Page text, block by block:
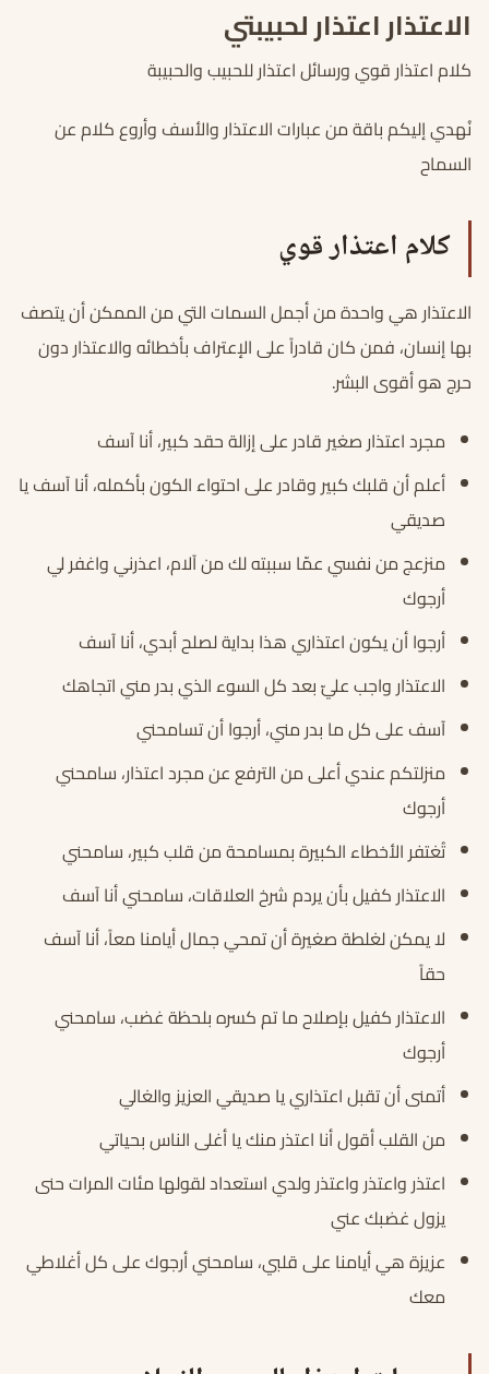
الاعتذار اعتذار لحبيبتي
كلام اعتذار قوي ورسائل اعتذار للحبيب والحبيبة
نُهدي إليكم باقة من عبارات الاعتذار والأسف وأروع كلام عن
السماح
كلام اعتذار قوي
الاعتذار هي واحدة من أجمل السمات التي من الممكن أن يتصف
بها إنسان، فمن كان قادراً على الإعتراف بأخطائه والاعتذار دون
حرج هو أقوى البشر.
مجرد اعتذار صغير قادر على إزالة حقد كبير، أنا آسف
أعلم أن قلبك كبير وقادر على احتواء الكون بأكمله، أنا آسف يا
صديقي
منزعج من نفسي عمّا سببته لك من آلام، اعذرني واغفر لي
أرجوك
أرجوا أن يكون اعتذاري هذا بداية لصلح أبدي، أنا آسف
الاعتذار واجب عليّ بعد كل السوء الذي بدر مني اتجاهك
آسف على كل ما بدر مني، أرجوا أن تسامحني
منزلتكم عندي أعلى من الترفع عن مجرد اعتذار، سامحني
أرجوك
تُغتفر الأخطاء الكبيرة بمسامحة من قلب كبير، سامحني
الاعتذار كفيل بأن يردم شرخ العلاقات، سامحني أنا آسف
لا يمكن لغلطة صغيرة أن تمحي جمال أيامنا معاً، أنا آسف
حقاً
الاعتذار كفيل بإصلاح ما تم كسره بلحظة غضب، سامحني
أرجوك
أتمنى أن تقبل اعتذاري يا صديقي العزيز والغالي
من القلب أقول أنا اعتذر منك يا أغلى الناس بحياتي
اعتذر واعتذر واعتذر ولدي استعداد لقولها مئات المرات حنى
يزول غضبك عني
عزيزة هي أيامنا على قلبي، سامحني أرجوك على كل أغلاطي
معك